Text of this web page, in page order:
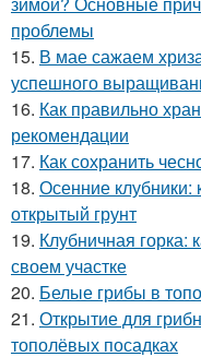
проблемы
15. В мае сажаем
успешного
16. Как правильно
рекомендации
17. Как сохранить
18. Осенние клубники:
открытый грунт
19. Клубничная горка:
своем участке
20. Белые грибы в
21. Открытие для
тополёвых посадках